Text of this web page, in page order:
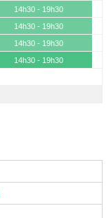
14h30 - 19h30
14h30 - 19h30
14h30 - 19h30
14h30 - 19h30